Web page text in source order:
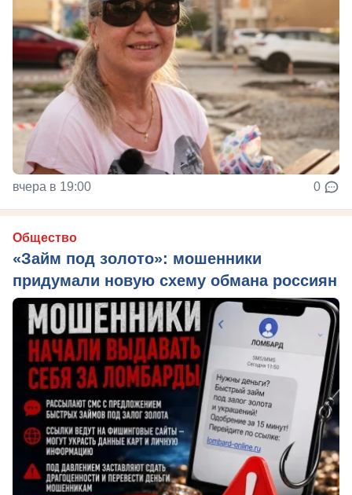
вчера в 19:00 0
Общество
«Займ под золото»: мошенники
придумали новую схему обмана россиян